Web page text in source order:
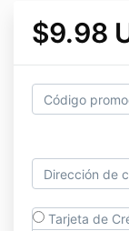
$9.98
Tarjeta de